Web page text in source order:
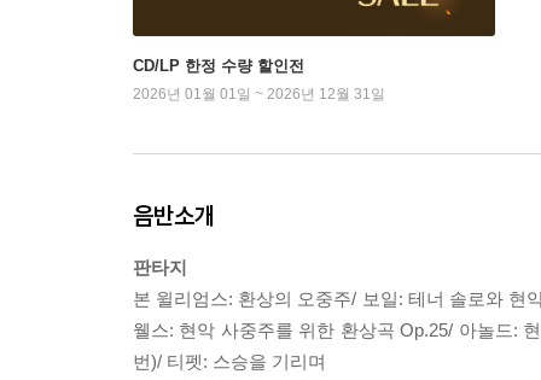
CD/LP 한정 수량 할인전
2026년 01월 01일 ~ 2026년 12월 31일
음반소개
판타지
본 윌리엄스: 환상의 오중주/ 보일: 테너 솔로와 현
웰스: 현악 사중주를 위한 환상곡 Op.25/ 아놀드:
번)/ 티펫: 스승을 기리며